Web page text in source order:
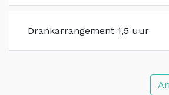
Drankarrangement 1,5 uur